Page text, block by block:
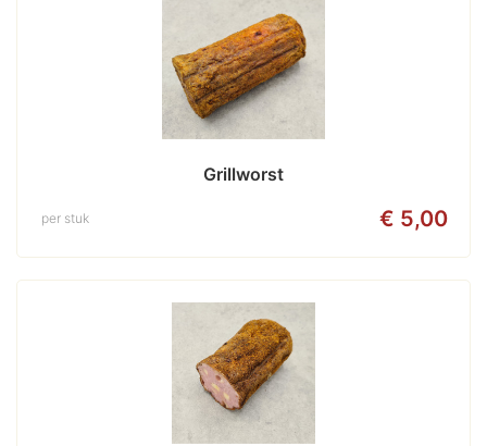
Grillworst
€ 5,00
per stuk